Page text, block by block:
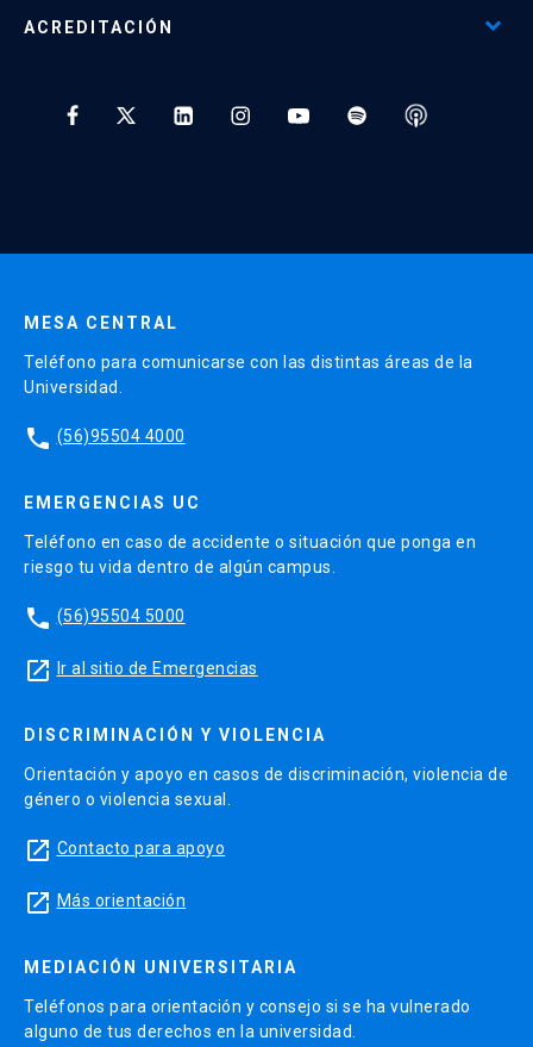
ACREDITACIÓN
MESA CENTRAL
Teléfono para comunicarse con las distintas áreas de la
Universidad.
phone (56)95504 4000
EMERGENCIAS UC
Teléfono en caso de accidente o situación que ponga en
riesgo tu vida dentro de algún campus.
phone (56)95504 5000
launch Ir al sitio de Emergencias
DISCRIMINACIÓN Y VIOLENCIA
Orientación y apoyo en casos de discriminación, violencia de
género o violencia sexual.
launch Contacto para apoyo
launch Más orientación
MEDIACIÓN UNIVERSITARIA
Teléfonos para orientación y consejo si se ha vulnerado
alguno de tus derechos en la universidad.